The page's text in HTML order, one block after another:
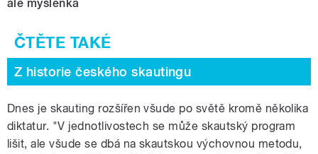
ale myšlenka
Z historie českého skautingu
Dnes je skauting rozšířen všude po světě kromě několika
diktatur. "V jednotlivostech se může skautský program
lišit, ale všude se dbá na skautskou výchovnou metodu,